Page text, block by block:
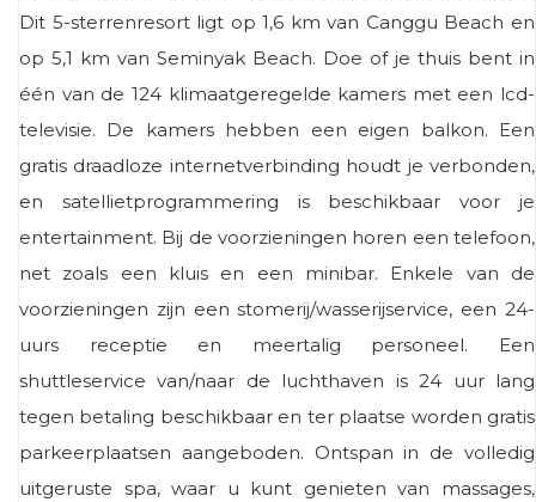
Dit 5-sterrenresort ligt op 1,6 km van Canggu Beach en
op 5,1 km van Seminyak Beach. Doe of je thuis bent in
één van de 124 klimaatgeregelde kamers met een lcd-
televisie. De kamers hebben een eigen balkon. Een
gratis draadloze internetverbinding houdt je verbonden,
en satellietprogrammering is beschikbaar voor je
entertainment. Bij de voorzieningen horen een telefoon,
net zoals een kluis en een minibar. Enkele van de
voorzieningen zijn een stomerij/wasserijservice, een 24-
uurs receptie en meertalig personeel. Een
shuttleservice van/naar de luchthaven is 24 uur lang
tegen betaling beschikbaar en ter plaatse worden gratis
parkeerplaatsen aangeboden. Ontspan in de volledig
uitgeruste spa, waar u kunt genieten van massages,